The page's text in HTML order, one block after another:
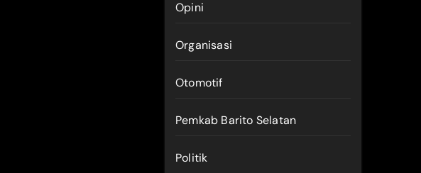
Opini
Organisasi
Otomotif
Pemkab Barito Selatan
Politik